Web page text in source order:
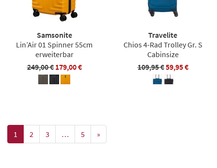
Samsonite
Lin’Air 01 Spinner 55cm
erweiterbar
249,00 € 179,00 €
Travelite
Chios 4-Rad Trolley Gr. S
Cabinsize
109,95 €59,95 €
1 2 3 … 5 »